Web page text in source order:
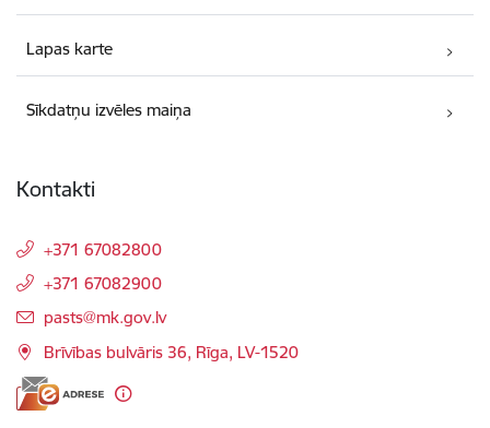
Lapas karte
Sīkdatņu izvēles maiņa
Kontakti
+371 67082800
+371 67082900
E-pasts:
pasts@mk.gov.lv
Brīvības bulvāris 36, Rīga, LV-1520